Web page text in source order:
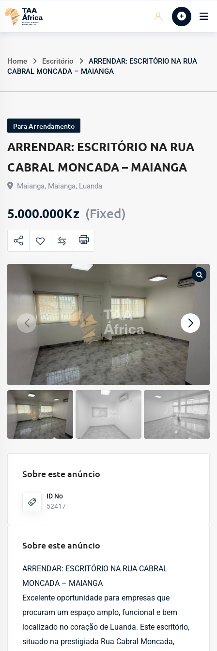
Skip
Início
Home Escritório
ARRENDAR: ESCRITÓRIO NA RUA
CABRAL MONCADA – MAIANGA
Para Arrendamento
ARRENDAR: ESCRITÓRIO NA RUA
CABRAL MONCADA – MAIANGA
Maianga, Maianga, Luanda
5.000.000Kz (Fixed)
Sobre este anúncio
ID No
52417
Sobre este anúncio
ARRENDAR: ESCRITÓRIO NA RUA CABRAL
MONCADA – MAIANGA
Excelente oportunidade para empresas que
procuram um espaço amplo, funcional e bem
localizado no coração de Luanda. Este escritório,
situado na prestigiada Rua Cabral Moncada,